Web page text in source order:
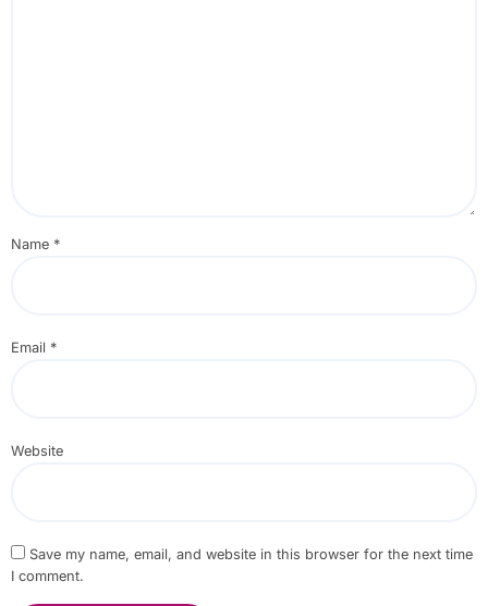
Name *
Email *
Website
Save my name, email, and website in this browser for the next time
I comment.